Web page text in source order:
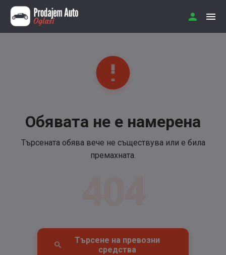
Обявата не е намерена
Търсената обява вече не съществува или е била
премахната.
Търсене на превозни
средства